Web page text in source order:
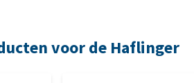
voor de Haflinger